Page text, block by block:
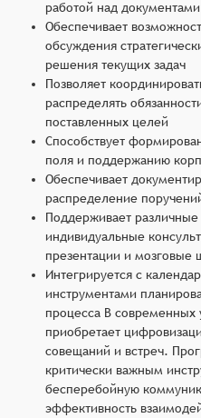
работой над документами
Обеспечивает
обсуждения
решения текущих задач
Позволяет
распределять
поставленных целей
Способствует
поля и поддержанию
Обеспечивает
распределение
Поддерживает
индивидуальные
презентации и мозговые
Интегрируется с
инструментами
процесса В современных
приобретает
совещаний и встреч.
критически важным
бесперебойную
эффективность